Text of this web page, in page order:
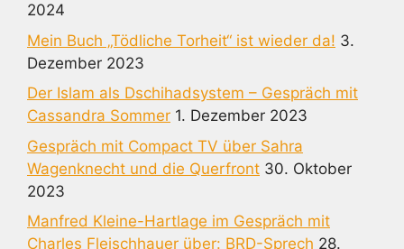
2024
Mein Buch „Tödliche Torheit“ ist wieder da! 3.
Dezember 2023
Der Islam als Dschihadsystem – Gespräch mit
Cassandra Sommer 1. Dezember 2023
Gespräch mit Compact TV über Sahra
Wagenknecht und die Querfront 30. Oktober
2023
Manfred Kleine-Hartlage im Gespräch mit
Charles Fleischhauer über: BRD-Sprech 28.